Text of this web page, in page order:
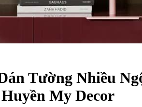
Tường Nhiều
My Decor